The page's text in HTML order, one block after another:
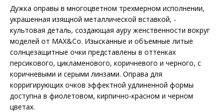
Дужка оправы в многоцветном трехмерном исполнении,
украшенная изящной металлической вставкой, -
культовая деталь, создающая ауру женственности вокруг
моделей от MAX&Co. Изысканные и объемные литые
солнцезащитные очки представлены в оттенках
персикового, цикламенового, коричневого и черного, с
коричневыми и серыми линзами. Оправа для
корригирующих очков эффектной удлиненной формы
доступна в фиолетовом, кирпично-красном и черном
цветах.